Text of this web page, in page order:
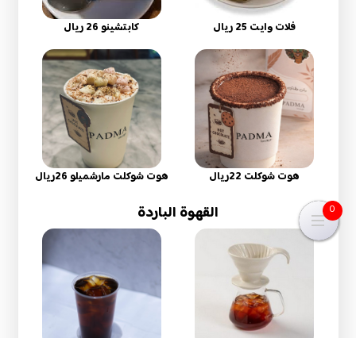
0
فلات وايت 25 ريال كابتشينو 26 ريال
هوت شوكلت 22ريال هوت شوكلت مارشميلو 26ريال
القهوة الباردة